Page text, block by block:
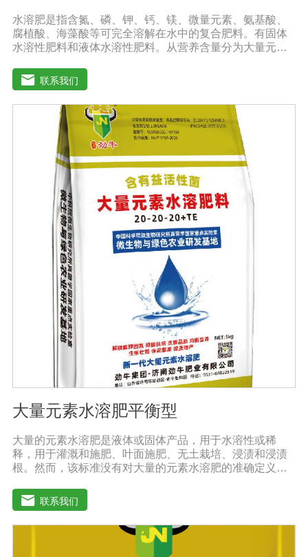
水溶肥是指含氮、磷、钾、钙、镁、微量元素、氨基酸、
腐植酸、海藻酸等可完全溶解在水中的复合肥料。有固体
水溶性肥料和液体水溶性肥料。从营养含量分为大量元素
含氨基酸水溶性肥料、含腐植酸水溶性肥料、有机水溶性
肥料等。水溶肥与传统的过磷酸钙肥等品种相比，水溶性
肥料具有明显的优势。它是一种水溶性好、无残渣的速效
肥料，能完全溶于水，能直接被作物的根和叶吸收利用。
水溶肥作为一种快速肥料，其营养元素相对全面，根据不
同作物的肥料特点，相应的肥料配方不同，市场销售蔬
菜、果树、花卉、食品、棉花、油等作物专用水溶性肥
料。使用技巧：1．避免直接冲施，要采取二次稀释法。由
于水溶性肥料有别于一般的复合肥料，所以农民就不能够
按常规施肥方法，造成施肥不均匀，出现烧苗伤根，苗小
苗弱等现象，二次稀释保证冲肥均匀，提高肥料利用率。
2．严格控制施肥量。水溶肥比一般复合肥养分含量高，用
量相对较少。由于其速效性强，难以在土壤中长期存留，
所以要严格控制施肥量，避免肥料流失即降低施肥的经济
效益，达不到高产优质高效的目的。3．尽量单用或与非碱
性的农药混用。比如在蔬菜出现缺素症或根系生长不良
时，不少农民多采用喷施水溶肥的方法加以缓解。在此提
醒农民朋友，水溶肥要尽量单独施用或与非碱性的农药混
用，以免金属离子起反应产生沉淀，造成叶片肥害或药
联系我们
大量元素水溶肥平衡型
大量的元素水溶肥是液体或固体产品，用于水溶性或稀
释，用于灌溉和施肥、叶面施肥、无土栽培、浸渍和浸渍
根。然而，该标准没有对大量的元素水溶肥的准确定义。
合肥料。大量的元素水溶肥的特点是作物喷洒后通过树枝
和树叶迅速渗透到体内，提高作物运输营养物质的能力，
增加果叶营养物质，增强细胞活力和代谢能力。1.促进发
芽，加速茶树、果树、蔬菜等作物的生长，增加花蕾，促
联系我们